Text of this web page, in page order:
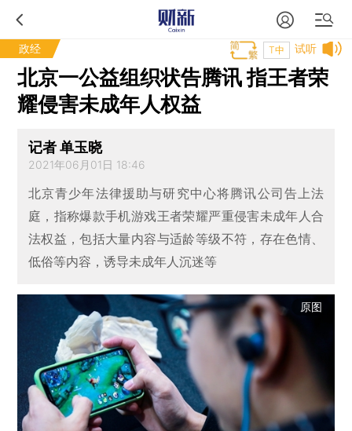
政经 试听
T中
北京一公益组织状告腾讯 指王者荣
耀侵害未成年人权益
记者 单玉晓
2021年06月01日 18:46
北京青少年法律援助与研究中心将腾讯公司告上法
庭，指称爆款手机游戏王者荣耀严重侵害未成年人合
法权益，包括大量内容与适龄等级不符，存在色情、
低俗等内容，诱导未成年人沉迷等
原图